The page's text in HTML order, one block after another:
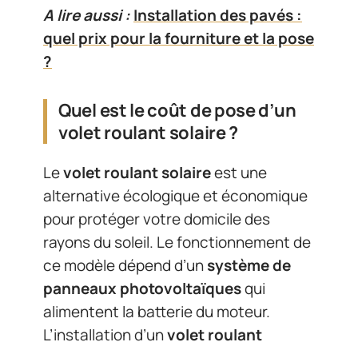
A lire aussi :Installation des pavés :
quel prix pour la fourniture et la pose
?
Quel est le coût de pose d’un
volet roulant solaire ?
Levolet roulant solaireest une
alternative écologique et économique
pour protéger votre domicile des
rayons du soleil. Le fonctionnement de
ce modèle dépend d’unsystème de
panneaux photovoltaïquesqui
alimentent la batterie du moteur.
L’installation d’unvolet roulant